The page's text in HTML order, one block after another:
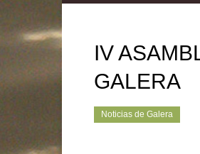
IV
GALERA
Noticias de Galera